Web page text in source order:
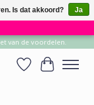
×
van de voordelen.
Verlanglijst
Is dat akkoord?
Ja